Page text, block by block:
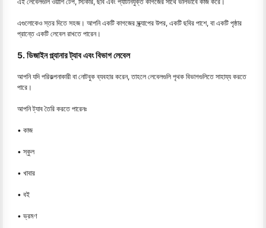
এগুলোকেও স্তর দিতে সহজ। আপনি একটি কাগজের স্ক্র্যাপের উপর, একটি ছবির পাশে, বা একটি পৃষ্ঠার
প্রান্তে একটি লেবেল রাখতে পারেন।
5. ডিজাইন প্ল্যানার ট্যাব এবং বিভাগ লেবেল
আপনি যদি পরিকল্পনাকারী বা নোটবুক ব্যবহার করেন, তাহলে লেবেলগুলি পৃথক বিভাগগুলিতে সাহায্য করতে
পারে।
আপনি ট্যাব তৈরি করতে পারেনঃ
• কাজ
• স্কুল
• খাবার
• বই
• ভ্রমণ